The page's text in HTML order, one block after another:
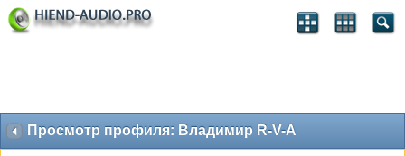
Просмотр профиля: Владимир R-V-A